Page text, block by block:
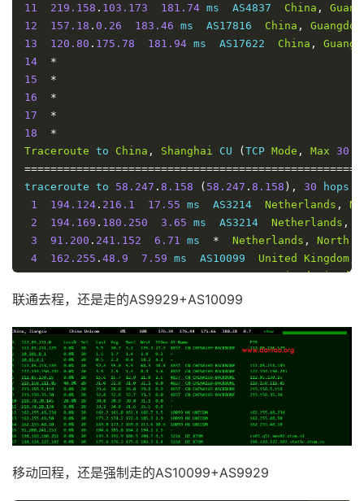
11
219.158 . 103.173 181.74 ms  AS4837 China ,
12
157.18 . 0.26 183.46 ms  AS17816 China ,
13
120.80 . 175.78 181.94 ms  AS17622 China ,
14
*
15
*
16
*
17
*
18
*
Traceroute to China , Shanghai CU (TCP Mode , Max 30
traceroute to 58.247 . 8.158 ( 58.247 . 8.158 ), 30 hops
1
194.124 . 216.1 17.55 ms  AS3214 Netherlands ,
2
194.169 . 180.250 3.65 ms  AS3214 Netherlands ,
3
91.200 . 241.152 6.71 ms * Netherlands , North
4
162.255 . 48.9 7.59 ms  AS10099 United Kingdom
5
162.255.48.90 21.33 ms  AS10099 United Kingdom
6
162.255. 48.229 144.31 ms  AS10099
8
*
9
218.105 .2.150 167.84 ms  AS9929 China
10
219.158 .113.153 170.73 ms  AS4837 China
11
*
12
139.226 .225.186 168.98
13
139.226 .228.46 170.64 ms  AS17621
14
139.226 .225.22 171.39 ms  AS17621 China
16
*
联通去程，还是走的AS9929+AS10099
移动回程，还是强制走的AS10099+AS9929